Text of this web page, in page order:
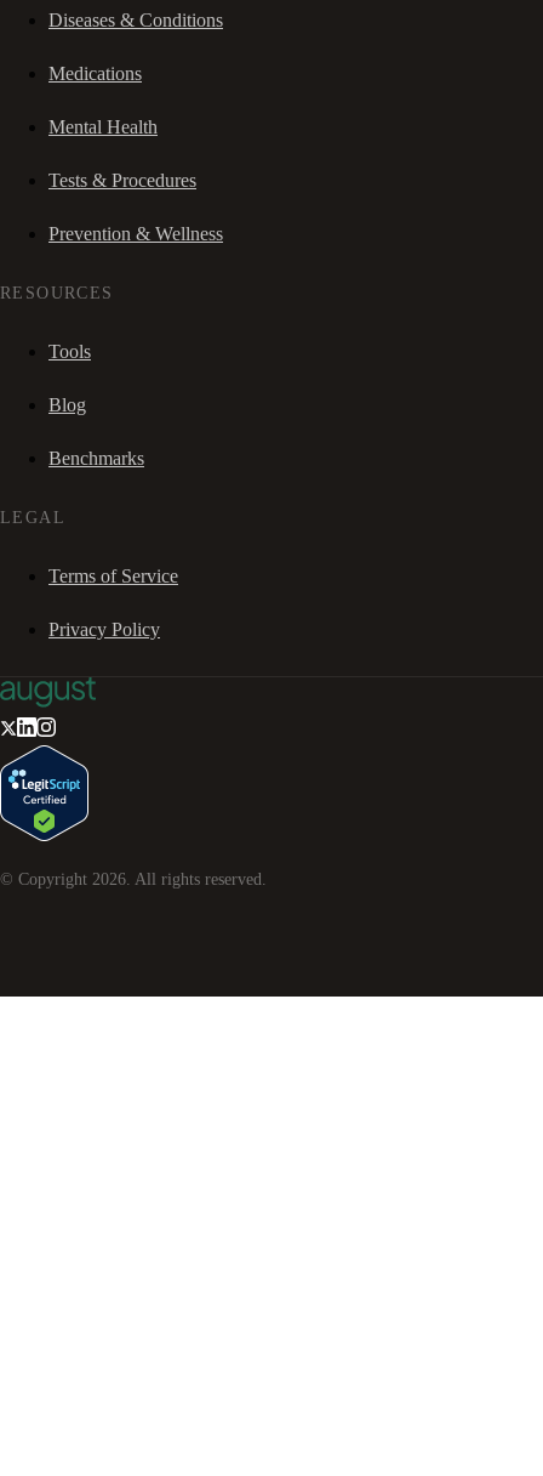
Diseases & Conditions
Medications
Mental Health
Tests & Procedures
Prevention & Wellness
RESOURCES
Tools
Blog
Benchmarks
LEGAL
Terms of Service
Privacy Policy
© Copyright 2026. All rights reserved.